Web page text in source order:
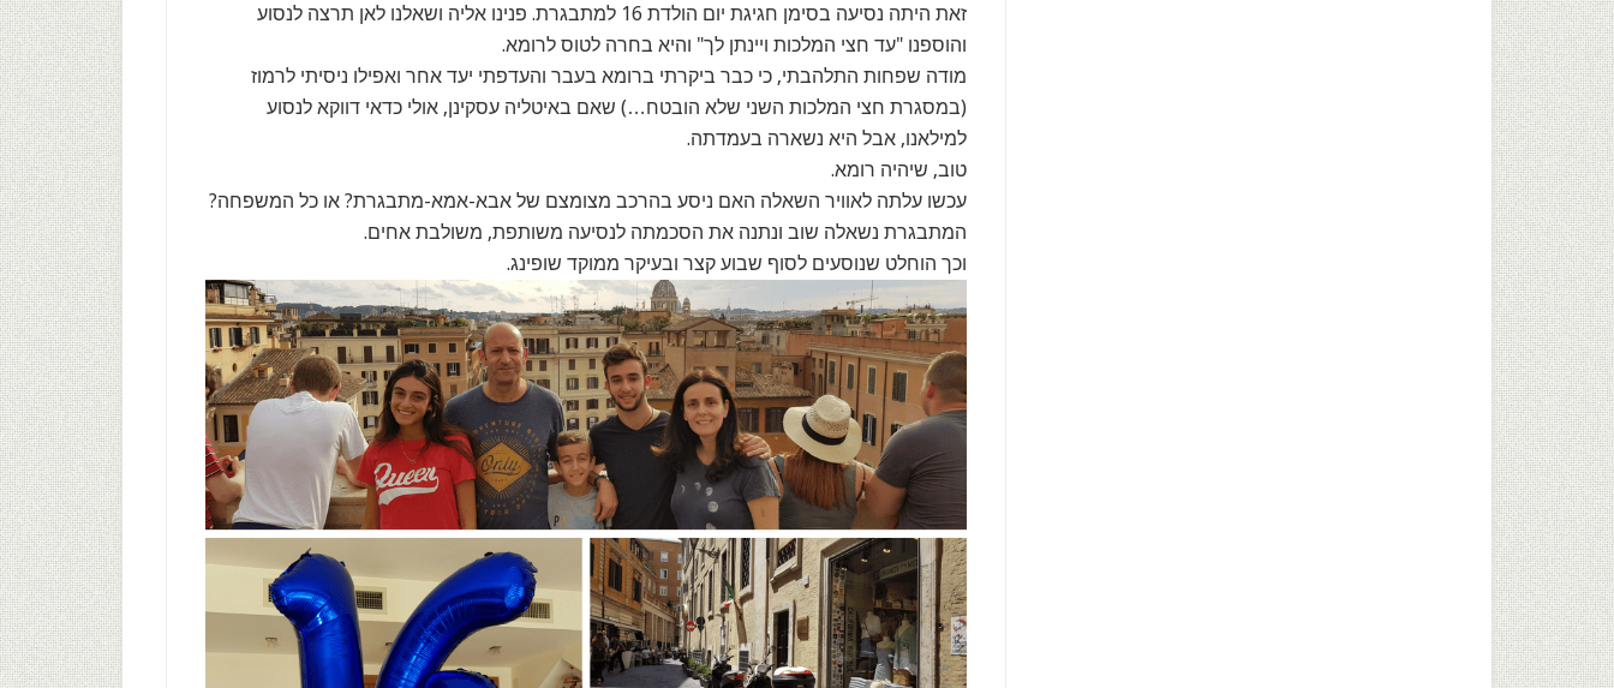
זאת היתה נסיעה בסימן חגיגת יום הולדת 16 למתבגרת. פנינו אליה ושאלנו לאן תרצה לנסוע
והוספנו "עד חצי המלכות ויינתן לך" והיא בחרה לטוס לרומא.
מודה שפחות התלהבתי, כי כבר ביקרתי ברומא בעבר והעדפתי יעד אחר ואפילו ניסיתי לרמוז
(במסגרת חצי המלכות השני שלא הובטח…) שאם באיטליה עסקינן, אולי כדאי דווקא לנסוע
למילאנו, אבל היא נשארה בעמדתה.
טוב, שיהיה רומא.
עכשו עלתה לאוויר השאלה האם ניסע בהרכב מצומצם של אבא-אמא-מתבגרת? או כל המשפחה?
המתבגרת נשאלה שוב ונתנה את הסכמתה לנסיעה משותפת, משולבת אחים.
וכך הוחלט שנוסעים לסוף שבוע קצר ובעיקר ממוקד שופינג.